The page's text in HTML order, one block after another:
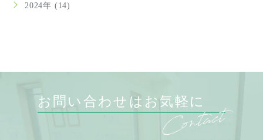
2024年 (14)
お問い合わせはお気軽に